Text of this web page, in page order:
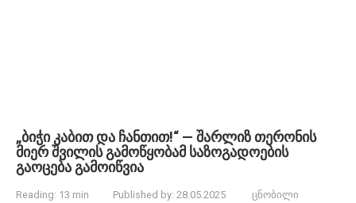
„ბიჭი კაბით და ჩანთით!“ — შარლიზ თერონის
მიერ შვილის გამოწყობამ საზოგადოების
გაოცება გამოიწვია
Reading: 13 min Published by: 28.05.2025
ცნობილი